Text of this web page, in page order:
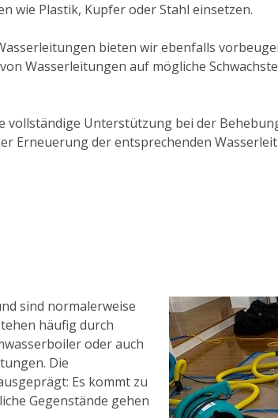
wie Plastik, Kupfer oder Stahl einsetzen.
bieten wir ebenfalls
Wasserleitungen auf mögliche
Unterstützung bei der
Erneuerung der entsprechenden
sind normalerweise
häufig durch
oder auch
Die
Es kommt zu
Gegenstände gehen